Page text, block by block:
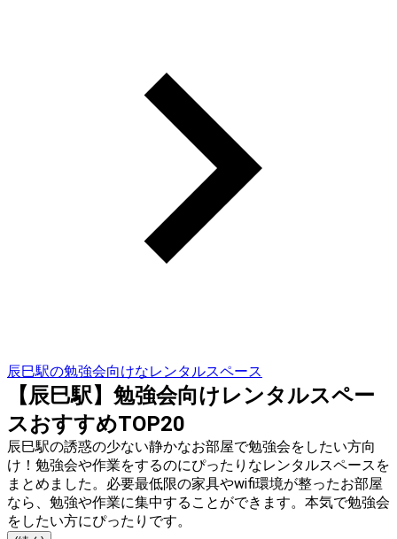
辰巳駅の勉強会向けなレンタルスペース
【辰巳駅】勉強会向けレンタルスペー
スおすすめTOP20
辰巳駅の誘惑の少ない静かなお部屋で勉強会をしたい方向
け！勉強会や作業をするのにぴったりなレンタルスペースを
まとめました。必要最低限の家具やwifi環境が整ったお部屋
なら、勉強や作業に集中することができます。本気で勉強会
をしたい方にぴったりです。